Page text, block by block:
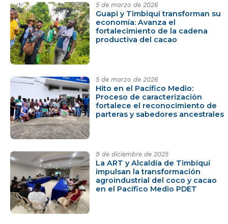
5 de marzo de 2026
Guapi y Timbiquí transforman su
economía: Avanza el
fortalecimiento de la cadena
productiva del cacao
5 de marzo de 2026
Hito en el Pacífico Medio:
Proceso de caracterización
fortalece el reconocimiento de
parteras y sabedores ancestrales
9 de diciembre de 2025
La ART y Alcaldía de Timbiquí
impulsan la transformación
agroindustrial del coco y cacao
en el Pacífico Medio PDET